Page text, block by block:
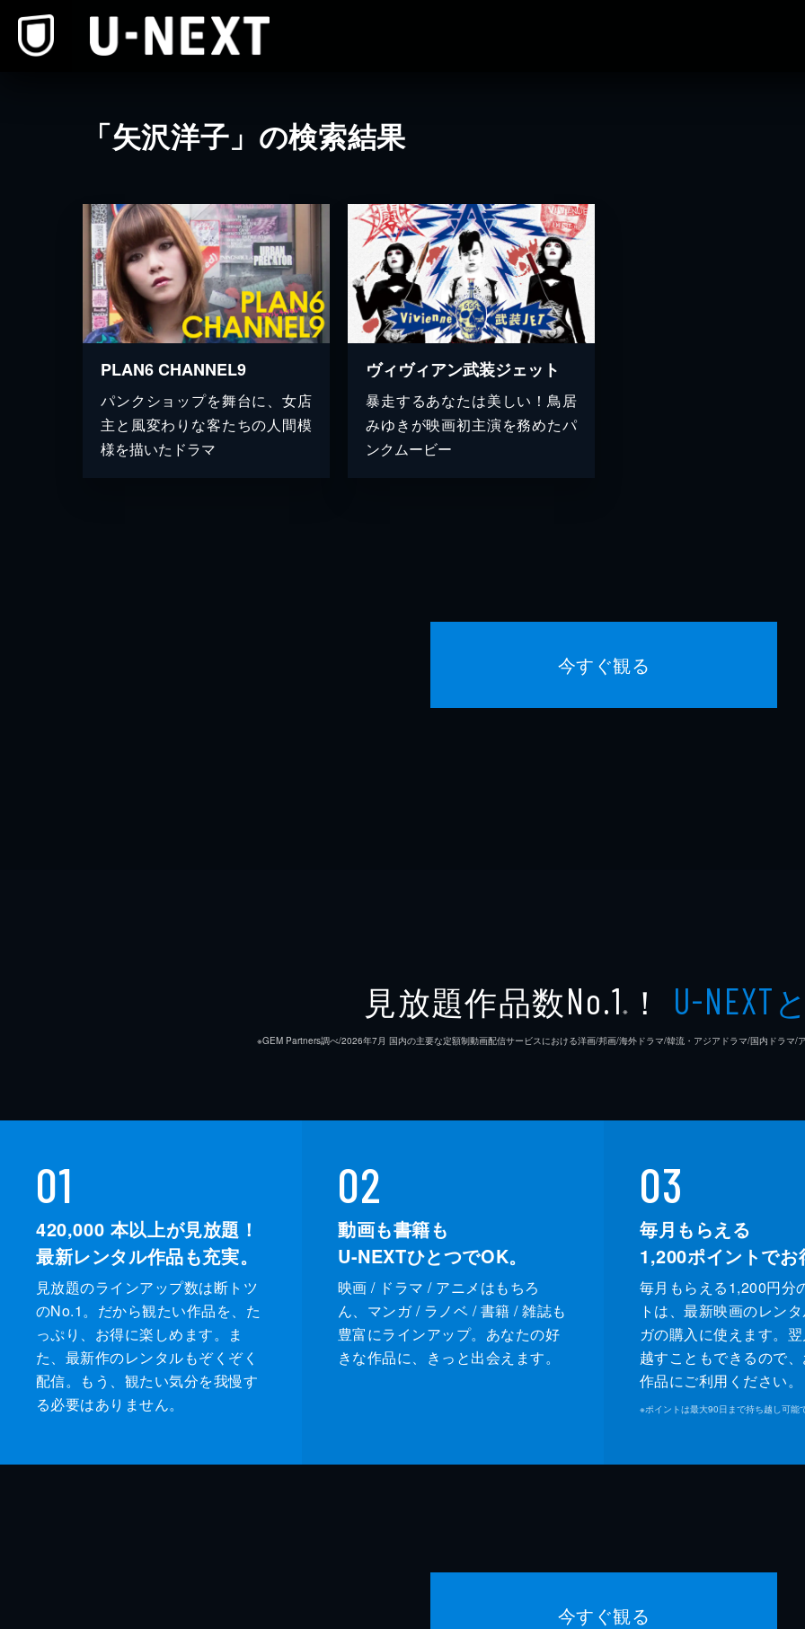
「矢沢洋子」の検索結果
PLAN6 CHANNEL9
パンクショップを舞台に、女店
主と風変わりな客たちの人間模
様を描いたドラマ
ヴィヴィアン武装ジェット
暴走するあなたは美しい！鳥居
みゆきが映画初主演を務めたパ
ンクムービー
今すぐ観る
見放題作品数No.1 ※ ！ U-NEXT
※GEM Partners調べ/2026年7⽉ 国内の主要な定額制動画配信サービスにおける洋画/邦画/海外ドラマ/韓流・アジアドラマ/国内ドラマ/
01
420,000 本以上が見放題！
最新レンタル作品も充実。
見放題のラインアップ数は断トツ
のNo.1。だから観たい作品を、た
っぷり、お得に楽しめます。ま
た、最新作のレンタルもぞくぞく
配信。もう、観たい気分を我慢す
る必要はありません。
02
動画も書籍も
U-NEXTひとつでOK。
映画 / ドラマ / アニメはもちろ
ん、マンガ / ラノベ / 書籍 / 雑誌も
豊富にラインアップ。あなたの好
きな作品に、きっと出会えます。
03
毎月もらえる
1,200ポイントでお
毎月もらえる1,200円分
トは、最新映画のレン
ガの購入に使えます。
越すこともできるので
作品にご利用ください。
※ポイントは最大90日まで持ち越し可能
今すぐ観る